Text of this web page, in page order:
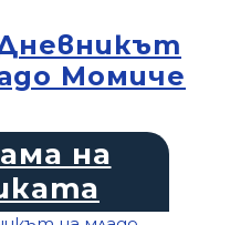
Момиче
на